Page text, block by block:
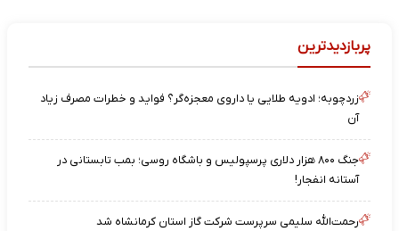
پربازدیدترین
زردچوبه؛ ادویه طلایی یا داروی معجزه‌گر؟ فواید و خطرات مصرف زیاد
آن
جنگ ۸۰۰ هزار دلاری پرسپولیس و باشگاه روسی؛ بمب تابستانی در
آستانه انفجار!
رحمت‌الله سلیمی سرپرست شرکت گاز استان کرمانشاه شد